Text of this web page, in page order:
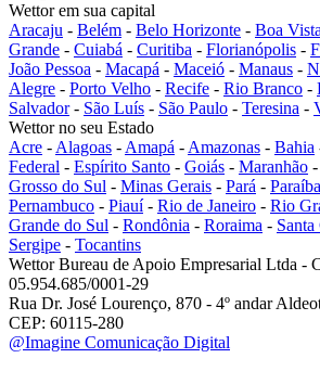
Wettor em sua capital
Aracaju - Belém - Belo Horizonte - Boa Vista
Grande - Cuiabá - Curitiba - Florianópolis -
João Pessoa - Macapá - Maceió - Manaus -
Alegre - Porto Velho - Recife - Rio Branco -
Salvador- São Luís - São Paulo - Teresina -
Wettor no seu Estado
Acre - Alagoas - Amapá - Amazonas - Bahia
Federal - Espírito Santo - Goiás - Maranhão -
Grosso do Sul - Minas Gerais - Pará - Paraíba
Pernambuco - Piauí- Rio de Janeiro - Rio
Grande do Sul - Rondônia - Roraima - Santa
Sergipe - Tocantins
Wettor Bureau de Apoio Empresarial Ltda -
05.954.685/0001-29
Rua Dr. José Lourenço, 870 - 4º andar
CEP: 60115-280
@Imagine Comunicação Digital